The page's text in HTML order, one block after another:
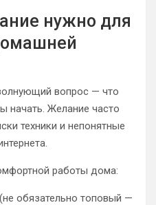
нужно для
вопрос — что
начать. Желание часто
техники и непонятные
работы дома:
обязательно топовый —